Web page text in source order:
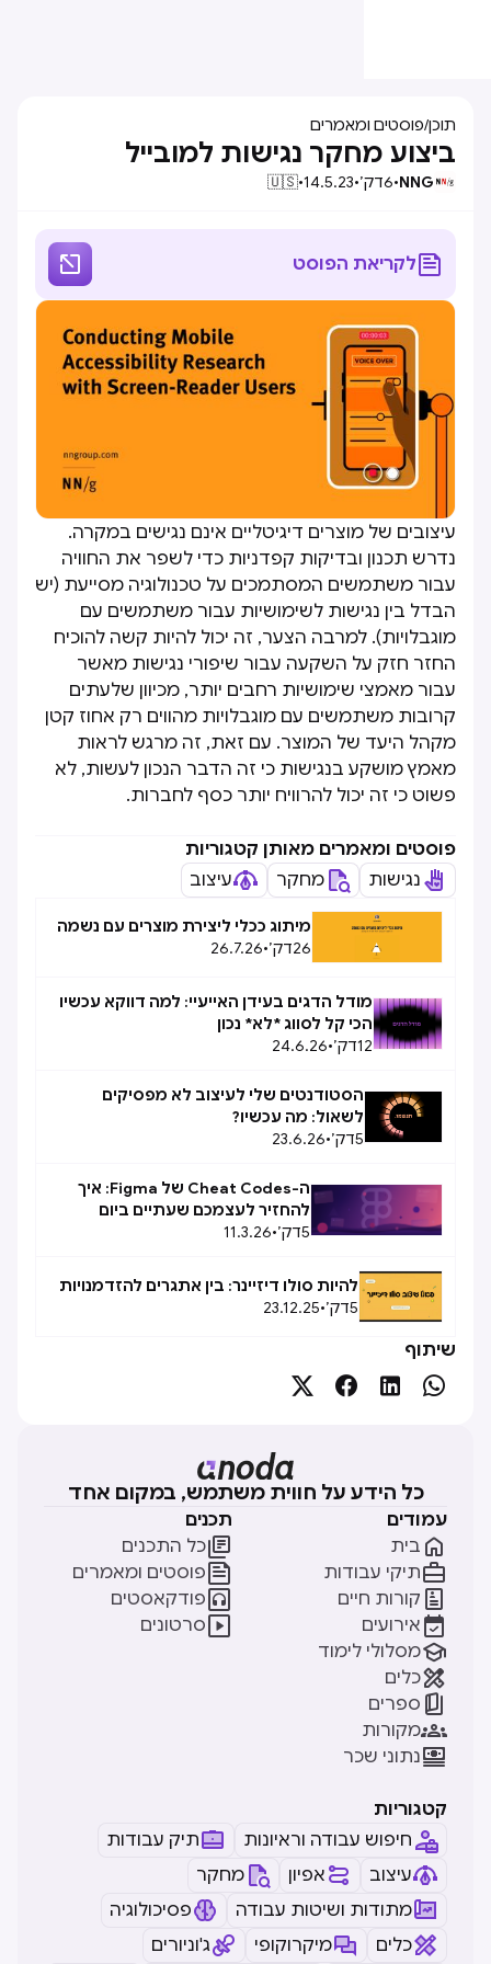
תוכן/פוסטים ומאמרים
ביצוע מחקר נגישות למובייל
NNG
•
6דק׳•
14.5.23
•
🇺🇸
לקריאת הפוסט 
עיצובים של מוצרים דיגיטליים אינם נגישים במקרה.
נדרש תכנון ובדיקות קפדניות כדי לשפר את החוויה
עבור משתמשים המסתמכים על טכנולוגיה מסייעת (יש
הבדל בין נגישות לשימושיות עבור משתמשים עם
מוגבלויות). למרבה הצער, זה יכול להיות קשה להוכיח
החזר חזק על השקעה עבור שיפורי נגישות מאשר
עבור מאמצי שימושיות רחבים יותר, מכיוון שלעתים
קרובות משתמשים עם מוגבלויות מהווים רק אחוז קטן
מקהל היעד של המוצר. עם זאת, זה מרגש לראות
מאמץ מושקע בנגישות כי זה הדבר הנכון לעשות, לא
פשוט כי זה יכול להרוויח יותר כסף לחברות.
פוסטים ומאמרים מאותן קטגוריות
נגישות
מחקר עיצוב
מיתוג ככלי ליצירת מוצרים עם נשמה
26דק׳•
26.7.26
מודל הדגים בעידן האייעיי: למה דווקא עכשיו
הכי קל לסווג *לא* נכון
12דק׳•
24.6.26
הסטודנטים שלי לעיצוב לא מפסיקים
לשאול: מה עכשיו?
5דק׳•
23.6.26
ה-Cheat Codes של Figma: איך
להחזיר לעצמכם שעתיים ביום
5דק׳•
11.3.26
להיות סולו דיזיינר: בין אתגרים להזדמנויות
5דק׳•
23.12.25
שיתוף




כל הידע על חווית משתמש, במקום אחד
עמודים
בית 
תיקי עבודות
קורות חיים 
אירועים 
מסלולי לימוד
כלים
ספרים 
מקורות
נתוני שכר
תכנים
כל התכנים
פוסטים ומאמרים
פודקאסטים
סרטונים
קטגוריות
חיפוש עבודה וראיונות
תיק עבודות
עיצוב
אפיון
מחקר
מתודות ושיטות עבודה
פסיכולוגיה
כלים
מיקרוקופי ג'וניורים